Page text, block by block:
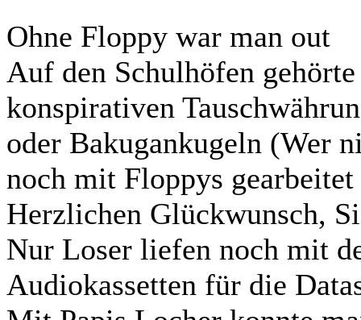
Ohne Floppy war man out
Auf den Schulhöfen
konspirativen
oder Bakugankugeln (Wer
noch mit Floppys gearbeitet
Herzlichen Glückwunsch,
Nur Loser liefen noch mit
Audiokassetten für die